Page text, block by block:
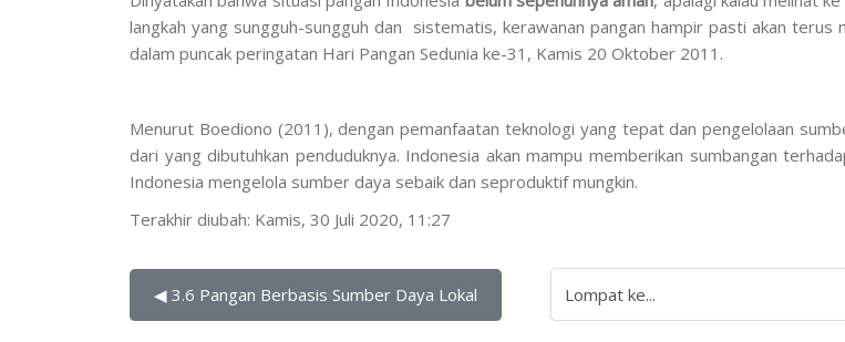
langkah yang sungguh-sungguh dan sistematis, kerawanan pangan hampir pasti akan
dalam puncak peringatan Hari Pangan Sedunia ke-31, Kamis 20 Oktober 2011.
Menurut Boediono (2011), dengan pemanfaatan teknologi yang tepat dan pengelolaan
dari yang dibutuhkan penduduknya. Indonesia akan mampu memberikan sumbangan
Indonesia mengelola sumber daya sebaik dan seproduktif mungkin.
Terakhir diubah: Kamis, 30 Juli 2020, 11:27
◀︎ 3.6 Pangan Berbasis Sumber Daya Lokal Lompat ke...